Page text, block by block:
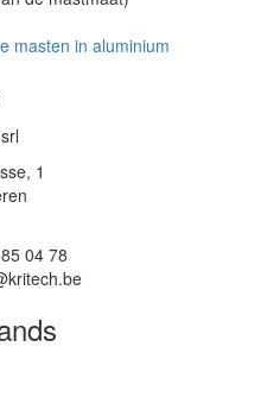
masten in aluminium
1
04 78